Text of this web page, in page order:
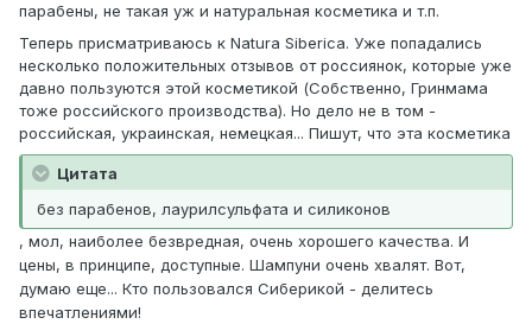
парабены, не такая уж и натуральная косметика и т.п.
Теперь присматриваюсь к Natura Siberica. Уже попадались
несколько положительных отзывов от россиянок, которые уже
давно пользуются этой косметикой (Собственно, Гринмама
тоже российского производства). Но дело не в том -
российская, украинская, немецкая... Пишут, что эта косметика
Цитата
без парабенов, лаурилсульфата и силиконов
, мол, наиболее безвредная, очень хорошего качества. И
цены, в принципе, доступные. Шампуни очень хвалят. Вот,
думаю еще... Кто пользовался Сиберикой - делитесь
впечатлениями!